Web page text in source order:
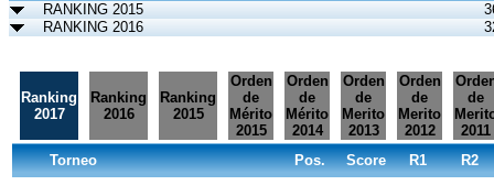
RANKING 2015
RANKING 2016
Ranking
2017
Ranking
2016
Ranking
2015
Orden
de
Mérito
2015
Orden
de
Mérito
2014
Orden
de
Merito
2013
Orden
de
Merito
2012
de
2011
Torneo
Pos. Score R1 R2